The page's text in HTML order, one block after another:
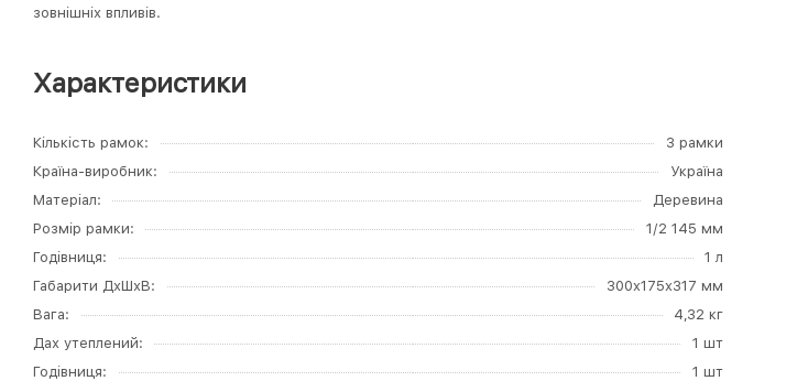
зовнішніх впливів.
Характеристики
Кількість рамок
3 рамки
Країна-виробник
Україна
Матеріал
Деревина
Розмір рамки
1/2 145 мм
Годівниця
1 л
Габарити ДхШхВ
300x175x317 мм
Вага
4,32 кг
Дах утеплений
1 шт
Годівниця
1 шт